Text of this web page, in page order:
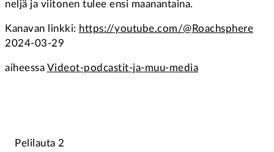
neljä ja viitonen tulee ensi maanantaina.
Kanavan linkki: https://youtube.com/@Roachsphere
2024-03-29
aiheessa Videot-podcastit-ja-muu-media
Pelilauta 2